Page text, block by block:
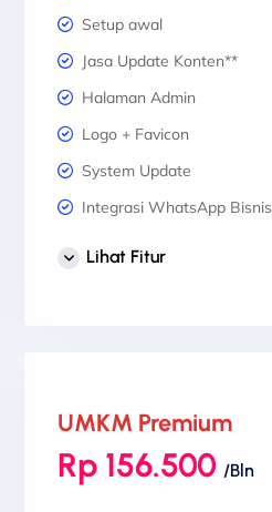
Setup awal
Jasa Update Konten**
Halaman Admin
Logo + Favicon
System Update
Integrasi WhatsApp Bisnis
Lihat Fitur
UMKM Premium
Rp 156.500 /Bln